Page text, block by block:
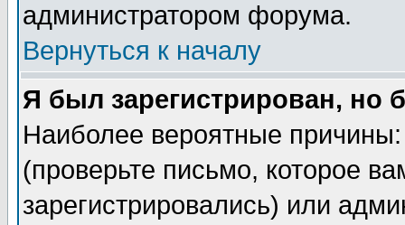
администратором форума.
Вернуться к началу
Я был зарегистрирован, но
Наиболее вероятные
(проверьте письмо, которое
зарегистрировались) или